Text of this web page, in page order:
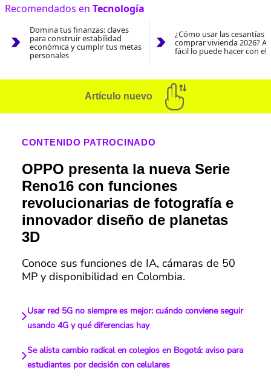
Recomendados en Tecnología
Domina tus finanzas: claves
para construir estabilidad
económica y cumplir tus metas
personales
¿Cómo usar las cesantías
comprar vivienda 2026?
fácil lo puede hacer con el
Artículo nuevo
CONTENIDO PATROCINADO
OPPO presenta la nueva Serie
Reno16 con funciones
revolucionarias de fotografía e
innovador diseño de planetas
3D
Conoce sus funciones de IA, cámaras de 50
MP y disponibilidad en Colombia.
Usar red 5G no siempre es mejor: cuándo conviene seguir
usando 4G y qué diferencias hay
Se alista cambio radical en colegios en Bogotá: aviso para
estudiantes por decisión con celulares